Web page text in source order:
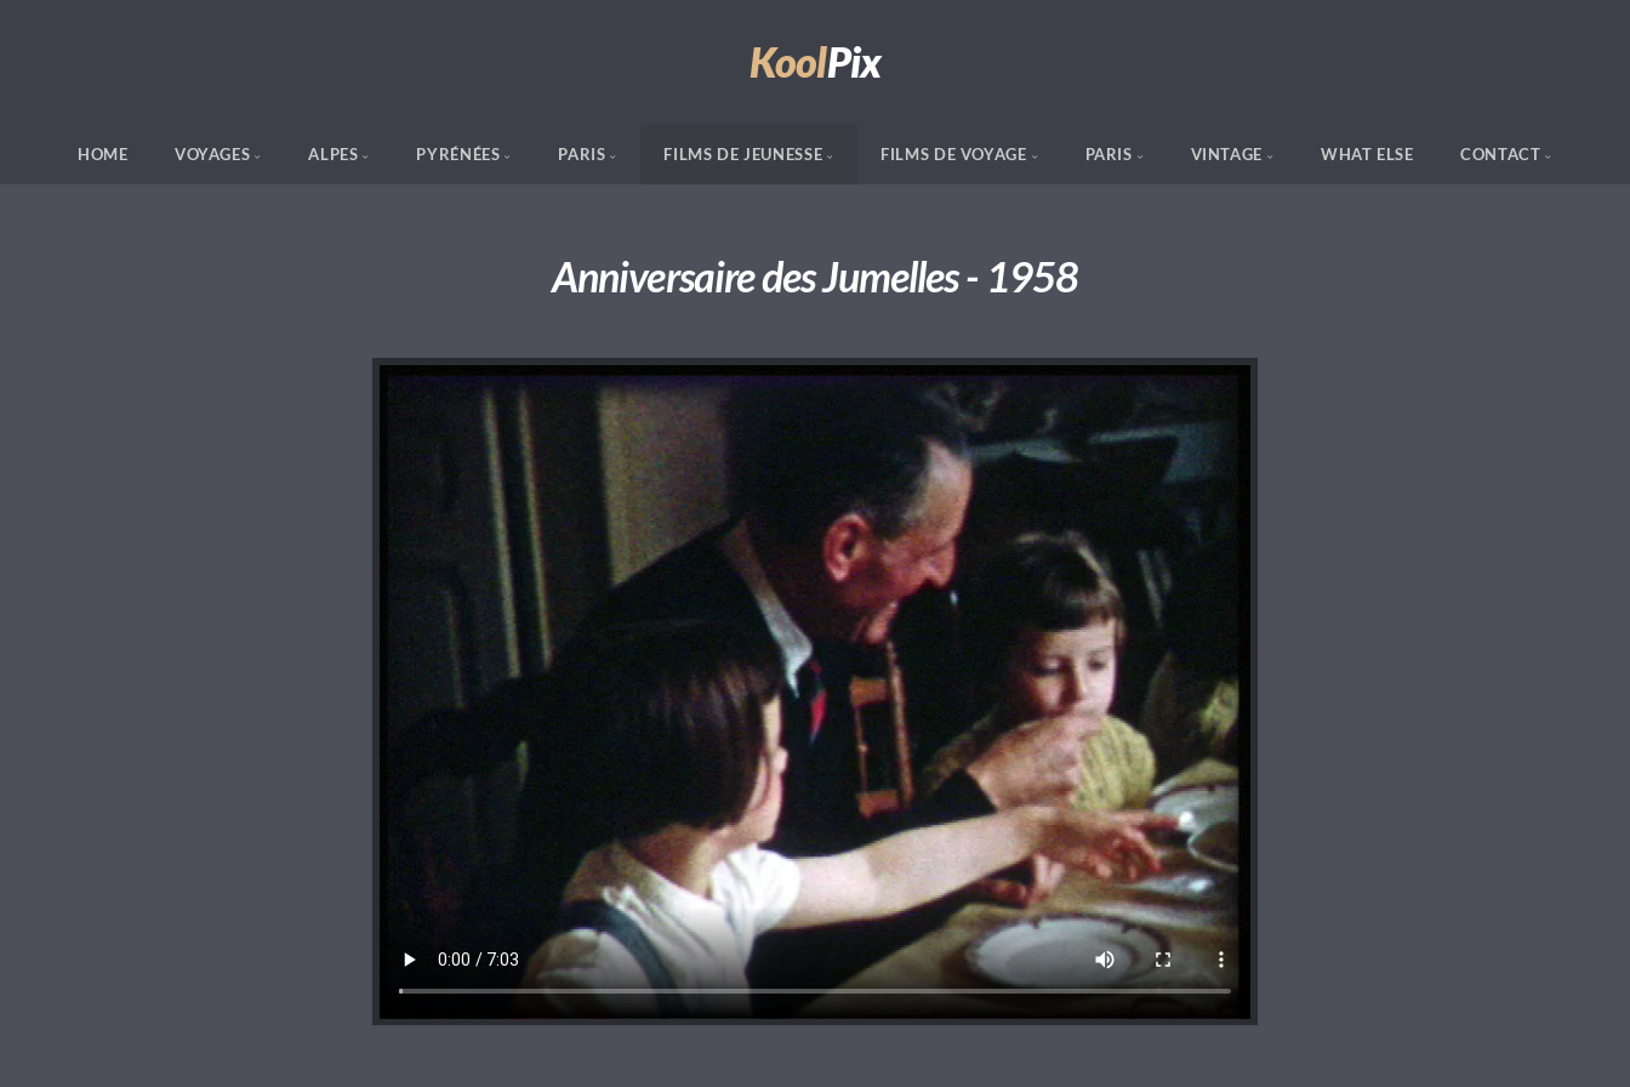
KoolPix
HOME VOYAGES ALPES PYRÉNÉES PARIS FILMS DE JEUNESSE FILMS DE VOYAGE PARIS VINTAGE WHAT ELSE CONTACT
Anniversaire des Jumelles - 1958